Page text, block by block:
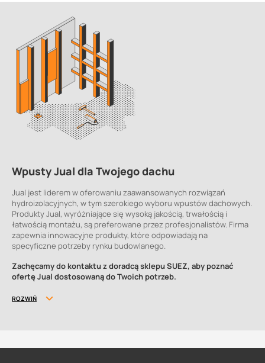
Wpusty Jual dla Twojego dachu
Jual jest liderem w oferowaniu zaawansowanych rozwiązań
hydroizolacyjnych, w tym szerokiego wyboru wpustów dachowych.
Produkty Jual, wyróżniające się wysoką jakością, trwałością i
łatwością montażu, są preferowane przez profesjonalistów. Firma
zapewnia innowacyjne produkty, które odpowiadają na
specyficzne potrzeby rynku budowlanego.
Zachęcamy do kontaktu z doradcą sklepu SUEZ, aby poznać
ofertę Jual dostosowaną do Twoich potrzeb.
Oferta Jual
indywidualnych potrzeb klientów. Wśród nich znajdują się wpusty
ROZWIŃ